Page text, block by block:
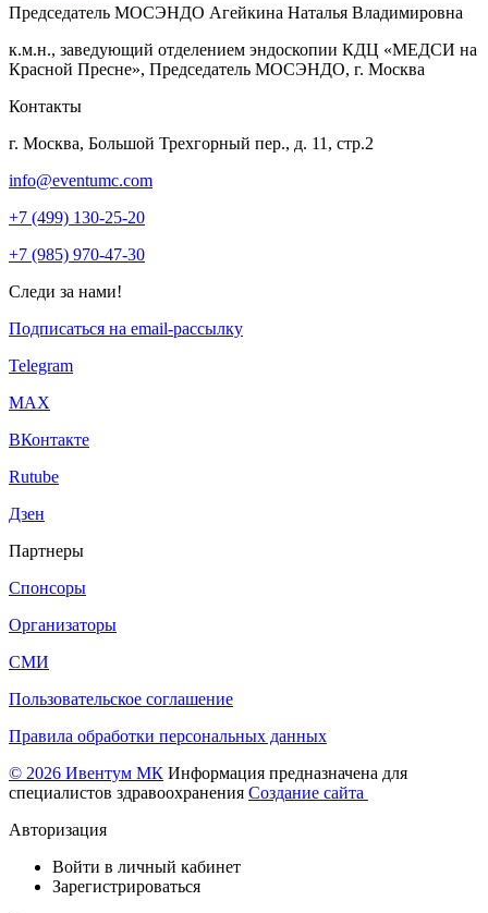
Председатель МОСЭНДО Агейкина Наталья Владимировна
к.м.н., заведующий отделением эндоскопии КДЦ «МЕДСИ на
Красной Пресне», Председатель МОСЭНДО, г. Москва
Контакты
г. Москва, Большой Трехгорный пер., д. 11, стр.2
info@eventumc.com
+7 (499) 130-25-20
+7 (985) 970-47-30
Следи за нами!
Подписаться на email-рассылку
Telegram
МАХ
ВКонтакте
Rutube
Дзен
Партнеры
Спонсоры
Организаторы
СМИ
Пользовательское соглашение
Правила обработки персональных данных
© 2026 Ивентум МК Информация предназначена для
специалистов здравоохранения Создание сайта
Авторизация
Войти в личный кабинет
Зарегистрироваться